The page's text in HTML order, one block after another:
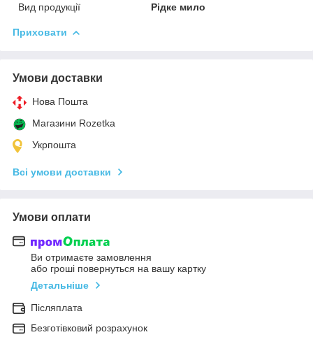
Вид продукції Рідке мило
Приховати
Умови доставки
Нова Пошта
Магазини Rozetka
Укрпошта
Всі умови доставки
Умови оплати
Ви отримаєте замовлення
або гроші повернуться на вашу картку
Детальніше
Післяплата
Безготівковий розрахунок